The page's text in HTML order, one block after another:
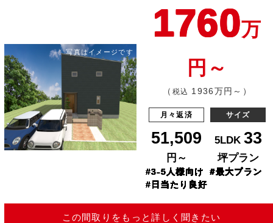
写真はイメージです
1760万
円～
（ 税込 1936万円～）
月々返済
51,509
円～
サイズ
5LDK 33
坪プラン
#3-5人様向け
#最大プラン
#日当たり良好
この間取りをもっと詳しく聞きたい